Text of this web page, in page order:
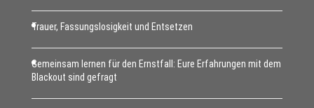
Trauer, Fassungslosigkeit und Entsetzen
Gemeinsam lernen für den Ernstfall: Eure Erfahrungen mit dem
Blackout sind gefragt